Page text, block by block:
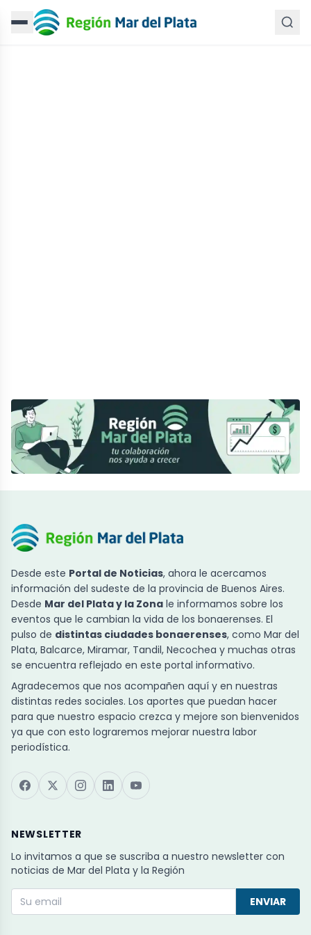
Desde este Portal de Noticias, ahora le acercamos
información del sudeste de la provincia de Buenos Aires.
Desde Mar del Plata y la Zona le informamos sobre los
eventos que le cambian la vida de los bonaerenses. El
pulso de distintas ciudades bonaerenses, como Mar del
Plata, Balcarce, Miramar, Tandil, Necochea y muchas otras
se encuentra reflejado en este portal informativo.
Agradecemos que nos acompañen aquí y en nuestras
distintas redes sociales. Los aportes que puedan hacer
para que nuestro espacio crezca y mejore son bienvenidos
ya que con esto lograremos mejorar nuestra labor
periodística.
NEWSLETTER
Lo invitamos a que se suscriba a nuestro newsletter con
noticias de Mar del Plata y la Región
ENVIAR